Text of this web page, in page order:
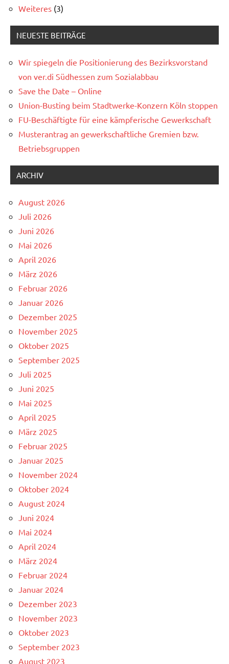
Weiteres (3)
NEUESTE BEITRÄGE
Wir spiegeln die Positionierung des Bezirksvorstand
von ver.di Südhessen zum Sozialabbau
Save the Date – Online
Union-Busting beim Stadtwerke-Konzern Köln stoppen
FU-Beschäftigte für eine kämpferische Gewerkschaft
Musterantrag an gewerkschaftliche Gremien bzw.
Betriebsgruppen
ARCHIV
August 2026
Juli 2026
Juni 2026
Mai 2026
April 2026
März 2026
Februar 2026
Januar 2026
Dezember 2025
November 2025
Oktober 2025
September 2025
Juli 2025
Juni 2025
Mai 2025
April 2025
März 2025
Februar 2025
Januar 2025
November 2024
Oktober 2024
August 2024
Juni 2024
Mai 2024
April 2024
März 2024
Februar 2024
Januar 2024
Dezember 2023
November 2023
Oktober 2023
September 2023
August 2023